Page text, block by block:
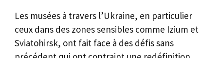
Les musées à travers l’Ukraine, en particulier
ceux dans des zones sensibles comme Izium et
Sviatohirsk, ont fait face à des défis sans